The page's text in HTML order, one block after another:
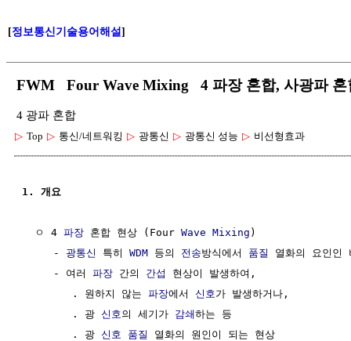
[정보통신기술용어해설]
FWM Four Wave Mixing 4 파장 혼합, 사광파 혼
4 광파 혼합
▷ Top ▷ 통신/네트워킹 ▷ 광통신 ▷ 광통신 성능 ▷ 비선형효과
1. 개요
  ㅇ 4
파장 혼합 현상 (Four Wave Mixing )
     -
광통신 특히 WDM 등의 전송방식에서 품질
열화의 요인
     - 여러
파장 간의 간섭
현상이 발생하여,
        . 원하지 않는
파장에서 신호가 발생하거나,
        . 광
신호의 세기가 감쇄하는 등
        . 광
신호 품질 열화의 원인이 되는 현상